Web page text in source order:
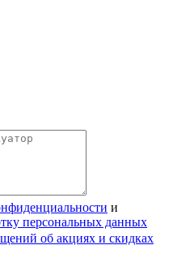
и
персональных данных
об акциях и скидках